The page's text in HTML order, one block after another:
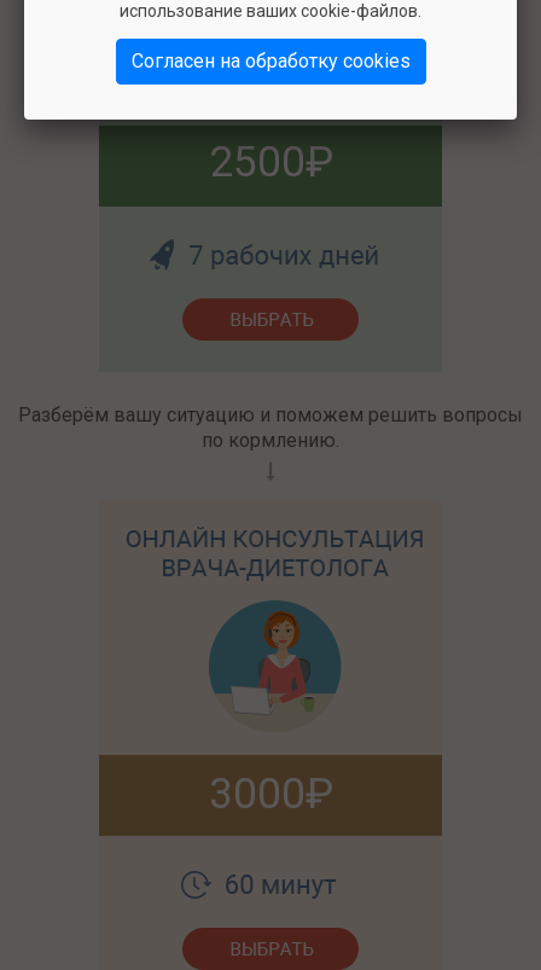
2500
Разберём вашу ситуацию и поможем решить вопросы
по кормлению.
3000
использование ваших cookie-файлов.
Согласен на обработку cookies